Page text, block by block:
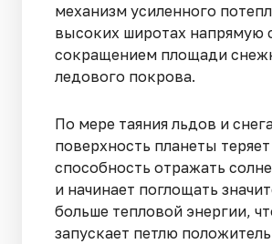
механизм усиленного
высоких широтах напрямую
сокращением площади
ледового покрова.
По мере таяния льдов и
поверхность планеты теряет
способность отражать
и начинает поглощать
больше тепловой энергии,
запускает петлю